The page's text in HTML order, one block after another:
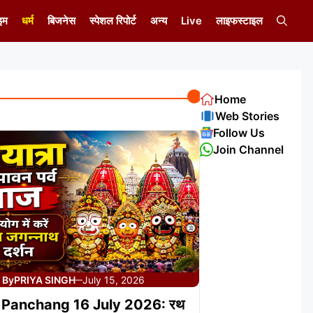
धर्म बिजनेस स्पेशल रिपोर्ट अन्य Live लाइफस्टाइल
ByPRIYA SINGH—July 15, 2026
16 July 2026: रथ
Home
Web Stories
Follow Us
Join Channel